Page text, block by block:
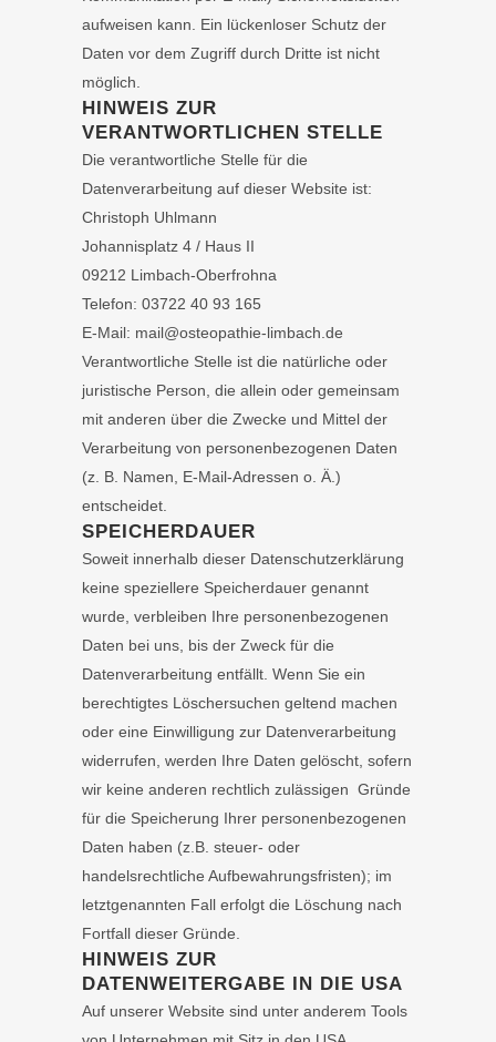
aufweisen kann. Ein lückenloser Schutz der
Daten vor dem Zugriff durch Dritte ist nicht
möglich.
HINWEIS ZUR
VERANTWORTLICHEN STELLE
Die verantwortliche Stelle für die
Datenverarbeitung auf dieser Website ist:
Christoph Uhlmann
Johannisplatz 4 / Haus II
09212 Limbach-Oberfrohna
Telefon: 03722 40 93 165
E-Mail: mail@osteopathie-limbach.de
Verantwortliche Stelle ist die natürliche oder
juristische Person, die allein oder gemeinsam
mit anderen über die Zwecke und Mittel der
Verarbeitung von personenbezogenen Daten
(z. B. Namen, E-Mail-Adressen o. Ä.)
entscheidet.
SPEICHERDAUER
Soweit innerhalb dieser Datenschutzerklärung
keine speziellere Speicherdauer genannt
wurde, verbleiben Ihre personenbezogenen
Daten bei uns, bis der Zweck für die
Datenverarbeitung entfällt. Wenn Sie ein
berechtigtes Löschersuchen geltend machen
oder eine Einwilligung zur Datenverarbeitung
widerrufen, werden Ihre Daten gelöscht, sofern
wir keine anderen rechtlich zulässigen Gründe
für die Speicherung Ihrer personenbezogenen
Daten haben (z.B. steuer- oder
handelsrechtliche Aufbewahrungsfristen); im
letztgenannten Fall erfolgt die Löschung nach
Fortfall dieser Gründe.
HINWEIS ZUR
DATENWEITERGABE IN DIE USA
Auf unserer Website sind unter anderem Tools